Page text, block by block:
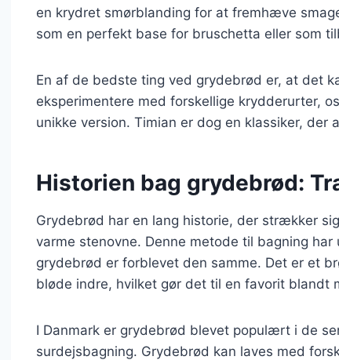
en krydret smørblanding for at fremhæve
som en perfekt base for bruschetta eller som
En af de bedste ting ved grydebrød er, at det
eksperimentere med forskellige krydderurter,
unikke version. Timian er dog en klassiker, der
Historien bag grydebrød:
Grydebrød har en lang historie, der strækker
varme stenovne. Denne metode til bagning
grydebrød er forblevet den samme. Det er et
bløde indre, hvilket gør det til en favorit blandt
I Danmark er grydebrød blevet populært i de
surdejsbagning. Grydebrød kan laves med